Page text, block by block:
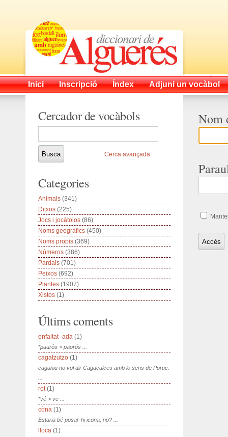
Inici Inscripció Índex Adjuni un vocàbol
Nom
Cercador de vocàbols
Cerca avançada
Categories
Animals (341)
Ditxos (225)
Jocs i jocàtolos (86)
Noms geogràfics (450)
Noms propis (369)
Números (386)
Pardals (701)
Peixos (692)
Plantes (1907)
Xistos (1)
Últims coments
enfaltat -ada (1)
*paurós > paorós ...
cagatzutzo (1)
caganiu no vol dir Cagacalces amb lo sens de Poruc.
rot(1)
*vé > ve ...
còna (1)
Estaria bé posar-hi icona, no? ...
lloca (1)